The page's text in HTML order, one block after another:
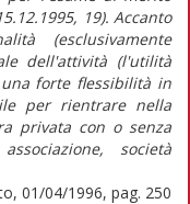
19). Accanto
(esclusivamente
dell'attività (l'utilità
forte flessibilità in
per rientrare nella
privata con o senza
società
01/04/1996, pag. 250